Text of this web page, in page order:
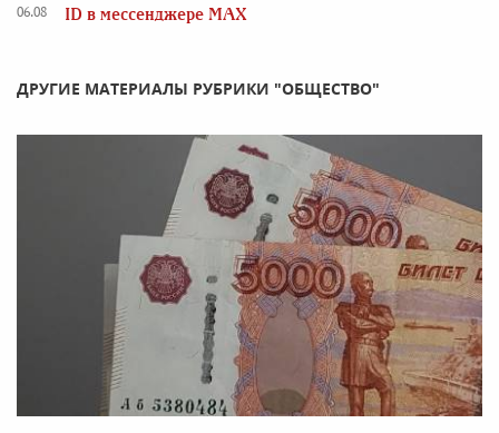
06.08
ID в мессенджере MAX
ДРУГИЕ МАТЕРИАЛЫ РУБРИКИ "ОБЩЕСТВО"